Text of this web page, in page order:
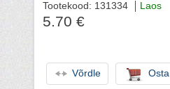
Tootekood: 131334 Laos
5.70 €
Võrdle Osta